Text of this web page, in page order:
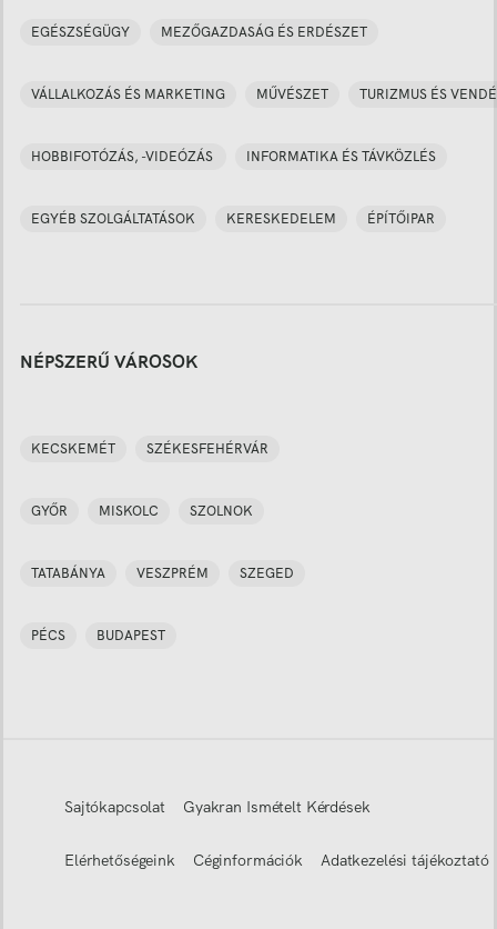
EGÉSZSÉGÜGY MEZŐGAZDASÁG ÉS ERDÉSZET
VÁLLALKOZÁS ÉS MARKETING MŰVÉSZET TURIZMUS ÉS
HOBBIFOTÓZÁS, -VIDEÓZÁS INFORMATIKA ÉS TÁVKÖZLÉS
EGYÉB SZOLGÁLTATÁSOK KERESKEDELEM ÉPÍTŐIPAR
NÉPSZERŰ VÁROSOK
KECSKEMÉT SZÉKESFEHÉRVÁR
GYŐR MISKOLC SZOLNOK
TATABÁNYA VESZPRÉM SZEGED
PÉCS BUDAPEST
Sajtókapcsolat Gyakran Ismételt Kérdések
Elérhetőségeink Céginformációk Adatkezelési tájékoztató